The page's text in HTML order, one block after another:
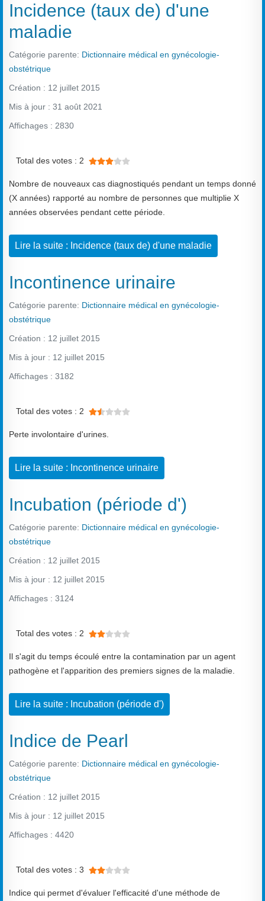
Incidence (taux de) d'une
maladie
Catégorie parente: Dictionnaire médical en gynécologie-
obstétrique
Création : 12 juillet 2015
Mis à jour : 31 août 2021
Affichages : 2830
Total des votes : 2
Nombre de nouveaux cas diagnostiqués pendant un temps donné
(X années) rapporté au nombre de personnes que multiplie X
années observées pendant cette période.
Lire la suite : Incidence (taux de) d'une maladie
Incontinence urinaire
Catégorie parente: Dictionnaire médical en gynécologie-
obstétrique
Création : 12 juillet 2015
Mis à jour : 12 juillet 2015
Affichages : 3182
Total des votes : 2
Perte involontaire d'urines.
Lire la suite : Incontinence urinaire
Incubation (période d')
Catégorie parente: Dictionnaire médical en gynécologie-
obstétrique
Création : 12 juillet 2015
Mis à jour : 12 juillet 2015
Affichages : 3124
Total des votes : 2
Il s'agit du temps écoulé entre la contamination par un agent
pathogène et l'apparition des premiers signes de la maladie.
Lire la suite : Incubation (période d')
Indice de Pearl
Catégorie parente: Dictionnaire médical en gynécologie-
obstétrique
Création : 12 juillet 2015
Mis à jour : 12 juillet 2015
Affichages : 4420
Total des votes : 3
Indice qui permet d'évaluer l'efficacité d'une méthode de